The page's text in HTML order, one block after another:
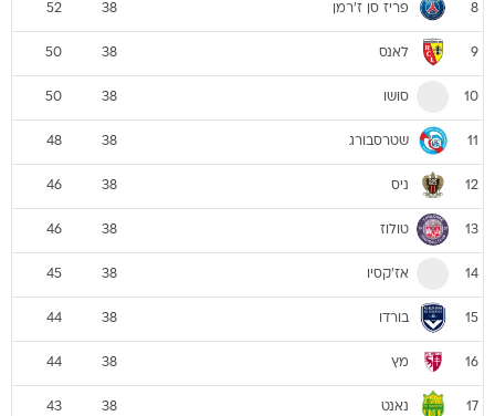
8 פריז סן ז'רמן 38
52
9 לאנס 38
50
10 סושו 38
50
11 שטרסבורג 38
48
12 ניס 38
46
13 טולוז 38
46
14 אז'קסיו 38
45
15 בורדו 38
44
16 מץ 38
44
17 נאנט 38
43